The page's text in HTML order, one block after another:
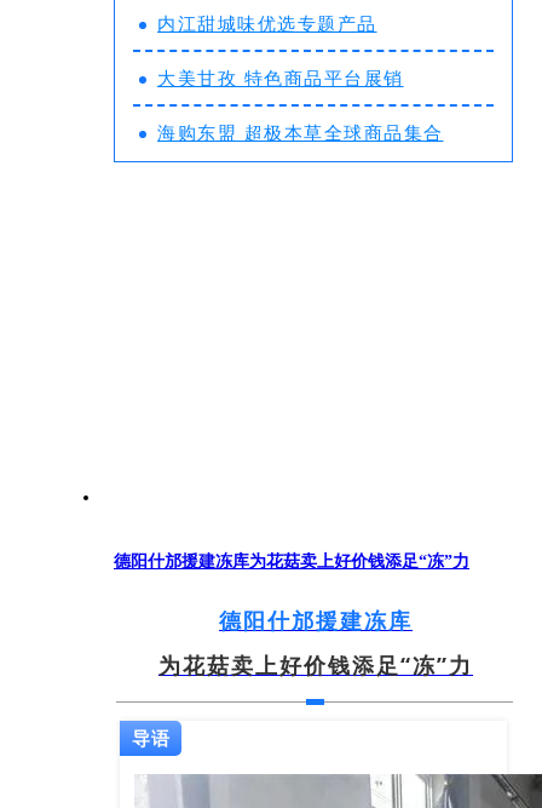
内江甜城味优选专题产品
大美甘孜 特色商品平台展销
海购东盟 超极本草全球商品集合
德阳什邡援建冻库为花菇卖上好价钱添足“冻”力
德阳什邡援建冻库
为花菇卖上好价钱添足“冻”力
导语